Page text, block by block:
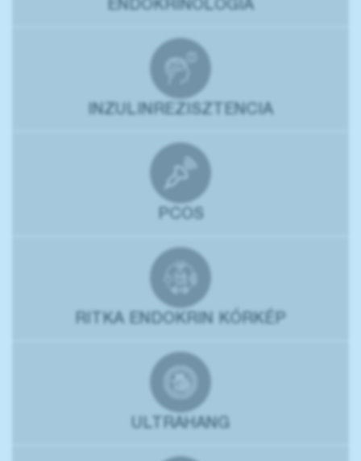
ENDOKRINOLÓGIA
INZULINREZISZTENCIA
PCOS
RITKA ENDOKRIN KÓRKÉP
ULTRAHANG